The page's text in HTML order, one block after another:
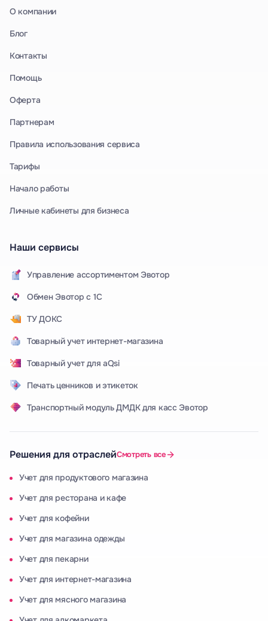
О компании
Блог
Контакты
Помощь
Оферта
Партнерам
Правила использования сервиса
Тарифы
Начало работы
Личные кабинеты для бизнеса
Наши сервисы
Управление ассортиментом Эвотор
Обмен Эвотор с 1С
ТУ ДОКС
Товарный учет интернет-магазина
Товарный учет для aQsi
Печать ценников и этикеток
Транспортный модуль ДМДК для касс Эвотор
Решения для отраслейСмотреть все
Учет для продуктового магазина
Учет для ресторана и кафе
Учет для кофейни
Учет для магазина одежды
Учет для пекарни
Учет для интернет-магазина
Учет для мясного магазина